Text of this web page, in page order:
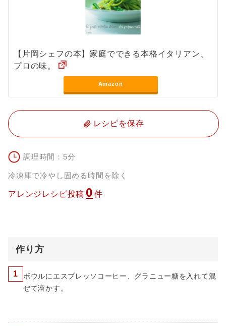
【片岡シェフの本】家庭でできる本格イタリアン、
プロの味。
Amazon
レシピを保存
調理時間：5分
冷凍庫で冷やし固める時間を除く
アレンジレシピ投稿 0 件
作り方
1
ボウルにエスプレッソコーヒー、グラニュー糖を入れて混
ぜて溶かす。